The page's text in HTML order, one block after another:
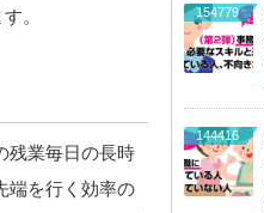
。
残業毎日の長時
端を行く効率の
154779
144416